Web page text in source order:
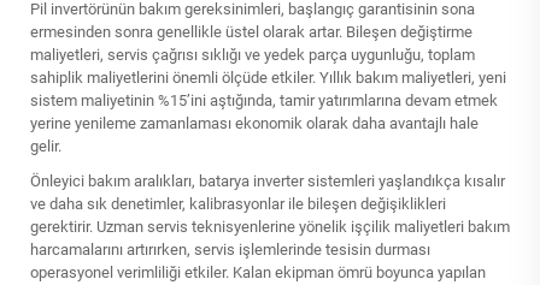
Pil invertörünün bakım gereksinimleri, başlangıç garantisinin sona
ermesinden sonra genellikle üstel olarak artar. Bileşen değiştirme
maliyetleri, servis çağrısı sıklığı ve yedek parça uygunluğu, toplam
sahiplik maliyetlerini önemli ölçüde etkiler. Yıllık bakım maliyetleri, yeni
sistem maliyetinin %15’ini aştığında, tamir yatırımlarına devam etmek
yerine yenileme zamanlaması ekonomik olarak daha avantajlı hale
gelir.
Önleyici bakım aralıkları, batarya inverter sistemleri yaşlandıkça kısalır
ve daha sık denetimler, kalibrasyonlar ile bileşen değişiklikleri
gerektirir. Uzman servis teknisyenlerine yönelik işçilik maliyetleri bakım
harcamalarını artırırken, servis işlemlerinde tesisin durması
operasyonel verimliliği etkiler. Kalan ekipman ömrü boyunca yapılan